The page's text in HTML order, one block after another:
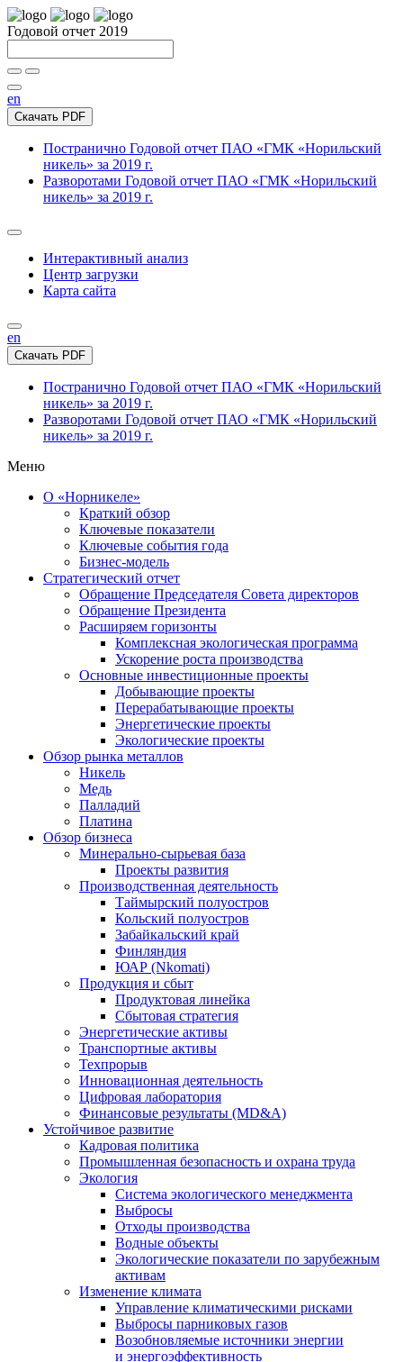
Годовой отчет 2019
en
Скачать PDF
Постранично Годовой отчет ПАО «ГМК «Норильский
никель» за 2019 г.
Разворотами Годовой отчет ПАО «ГМК «Норильский
никель» за 2019 г.
Интерактивный анализ
Центр загрузки
Карта сайта
en
Скачать PDF
Постранично Годовой отчет ПАО «ГМК «Норильский
никель» за 2019 г.
Разворотами Годовой отчет ПАО «ГМК «Норильский
никель» за 2019 г.
Меню
О «Норникеле»
Краткий обзор
Ключевые показатели
Ключевые события года
Бизнес-модель
Стратегический отчет
Обращение Председателя Совета директоров
Обращение Президента
Расширяем горизонты
Комплексная экологическая программа
Ускорение роста производства
Основные инвестиционные проекты
Добывающие проекты
Перерабатывающие проекты
Энергетические проекты
Экологические проекты
Обзор рынка металлов
Никель
Медь
Палладий
Платина
Обзор бизнеса
Минерально-сырьевая база
Проекты развития
Производственная деятельность
Таймырский полуостров
Кольский полуостров
Забайкальский край
Финляндия
ЮАР (Nkomati)
Продукция и сбыт
Продуктовая линейка
Сбытовая стратегия
Энергетические активы
Транспортные активы
Техпрорыв
Инновационная деятельность
Цифровая лаборатория
Финансовые результаты (MD&A)
Устойчивое развитие
Кадровая политика
Промышленная безопасность и охрана труда
Экология
Система экологического менеджмента
Выбросы
Отходы производства
Водные объекты
Экологические показатели по зарубежным
активам
Изменение климата
Управление климатическими рисками
Выбросы парниковых газов
Возобновляемые источники энергии
и энергоэффективность